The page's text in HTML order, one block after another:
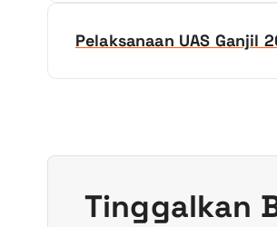
a
Pelaksanaan UAS Ganjil
Tinggalkan